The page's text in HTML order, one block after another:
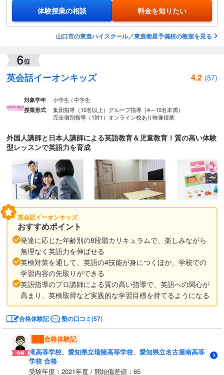
体験授業の相談 料金を知りたい
山口市の東進ハイスクール／東進衛星予備校の教室を見る
英会話イーオンキッズ 4.2 (57)
対象学年 小学生 / 中学生
授業形式 集団指導（10名以上） グループ指導（4～10名未満）
完全個別指導（1対1） オンライン校あり映像授業
外国人講師と日本人講師による英語教育＆児童教育！質の高い体験
型レッスンで英語力を育成
英会話イーオンキッズ
おすすめポイント
発達に応じた年齢別の8段階カリキュラムで、楽しみながら
無理なく英語力を伸ばせる
英検対策を通して、英語の4技能が身につくほか、学校での
学習内容の先取りができる
英語指導のプロ講師による質の高い指導で、英語への関心が
高まり、英検取得など実践的な学習目標を持てるようになる
合格体験記 塾の口コミ(57)
合格体験記
滝高等学校、愛知県立瑞陵高等学校、愛知県立名古屋南高等
学校 合格
受験年度：2021年度 / 開始偏差値：65